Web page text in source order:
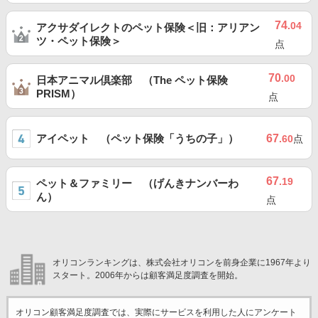
アクサダイレクトのペット保険＜旧：アリアン
ツ・ペット保険＞
74.04
点
日本アニマル倶楽部 （The ペット保険
PRISM）
70.00
点
アイペット （ペット保険「うちの子」） 67.60点
ペット＆ファミリー （げんきナンバーわ
ん）
67.19
点
オリコンランキングは、株式会社オリコンを前身企業に1967年より
スタート。2006年からは顧客満足度調査を開始。
オリコン顧客満足度調査では、実際にサービスを利用した 人にアンケート